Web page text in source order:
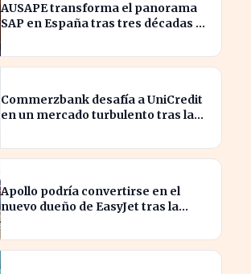
AUSAPE transforma el panorama
SAP en España tras tres décadas de
Commerzbank desafía a UniCredit
en un mercado turbulento tras la
Apollo podría convertirse en el
nuevo dueño de EasyJet tras la